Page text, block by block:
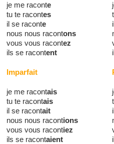
je me raconte
tu te racontes
il se raconte
nous nous racontons
vous vous racontez
ils se racontent
Imparfait
je me racontais
tu te racontais
il se racontait
nous nous racontions
vous vous racontiez
ils se racontaient